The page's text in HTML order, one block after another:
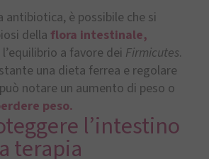
antibiotica, è possibile che si
della flora intestinale,
a favore dei Firmicutes.
una dieta ferrea e regolare
notare un aumento di peso o
peso.
l’intestino
terapia